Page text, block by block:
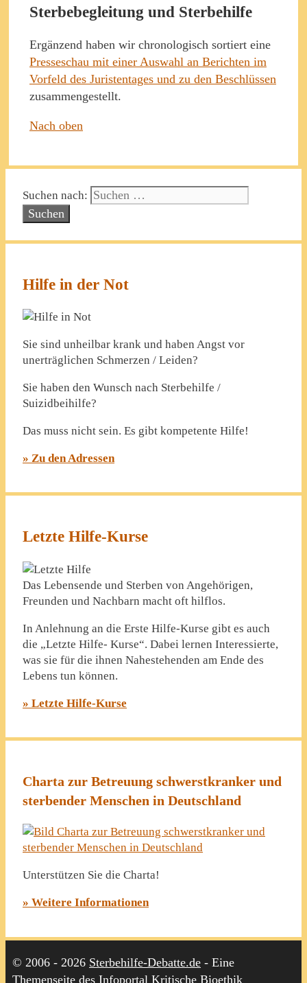
Sterbebegleitung und Sterbehilfe
Ergänzend haben wir chronologisch sortiert eine
Presseschau mit einer Auswahl an Berichten im
Vorfeld des Juristentages und zu den Beschlüssen
zusammengestellt.
Nach oben
Suchen nach:
Hilfe in der Not
Sie sind unheilbar krank und haben Angst vor
unerträglichen Schmerzen / Leiden?
Sie haben den Wunsch nach Sterbehilfe /
Suizidbeihilfe?
Das muss nicht sein. Es gibt kompetente Hilfe!
» Zu den Adressen
Letzte Hilfe-Kurse
Das Lebensende und Sterben von Angehörigen,
Freunden und Nachbarn macht oft hilflos.
In Anlehnung an die Erste Hilfe-Kurse gibt es auch
die „Letzte Hilfe- Kurse“. Dabei lernen Interessierte,
was sie für die ihnen Nahestehenden am Ende des
Lebens tun können.
» Letzte Hilfe-Kurse
Charta zur Betreuung schwerstkranker und
sterbender Menschen in Deutschland
Unterstützen Sie die Charta!
» Weitere Informationen
© 2006 - 2026 Sterbehilfe-Debatte.de - Eine
Themenseite des Infoportal Kritische Bioethik